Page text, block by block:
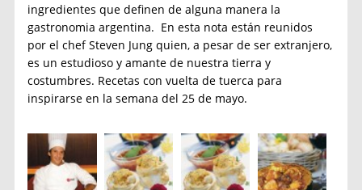
ingredientes que definen de alguna manera la
gastronomia argentina. En esta nota están reunidos
por el chef Steven Jung quien, a pesar de ser extranjero,
es un estudioso y amante de nuestra tierra y
costumbres. Recetas con vuelta de tuerca para
inspirarse en la semana del 25 de mayo.